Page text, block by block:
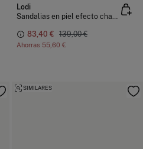
Lodi
Sandalias en piel efecto charol
83,40 € 139,00 €
Ahorras 55,60 €
SIMILARES